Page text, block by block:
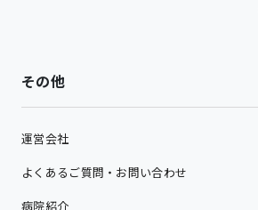
その他
運営会社
よくあるご質問・お問い合わせ
病院紹介